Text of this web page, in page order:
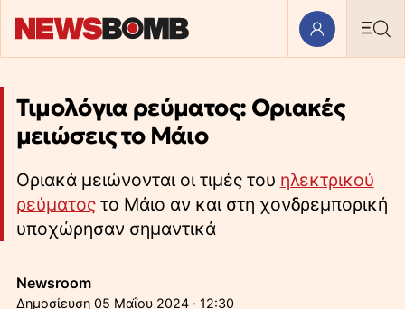
Τιμολόγια ρεύματος: Οριακές
μειώσεις το Μάιο
Οριακά μειώνονται οι τιμές του ηλεκτρικού
ρεύματοςτο Μάιο αν και στη χονδρεμπορική
υποχώρησαν σημαντικά
Newsroom
05 Μαΐου 2024 · 12:30